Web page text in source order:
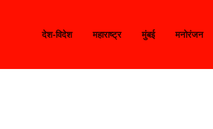
देश-विदेश महाराष्ट्र मुंबई मनोरंजन